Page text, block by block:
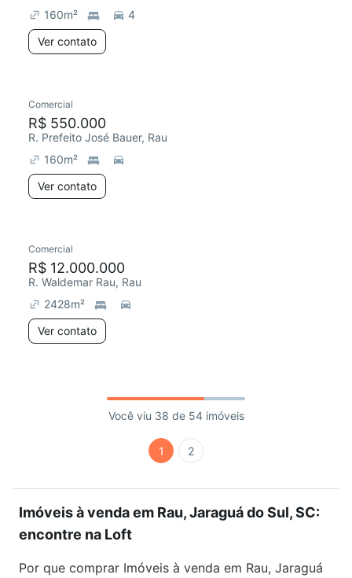
160m²
4
Ver contato
Comercial
R$ 550.000
R. Prefeito José Bauer, Rau
160m²
Ver contato
Comercial
R$ 12.000.000
R. Waldemar Rau, Rau
2428m²
Ver contato
Você viu 38 de 54 imóveis
1 2
Imóveis à venda em Rau, Jaraguá do Sul, SC:
encontre na Loft
Por que comprar Imóveis à venda em Rau, Jaraguá